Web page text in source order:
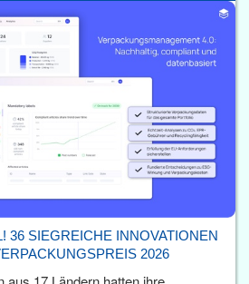
36 SIEGREICHE INNOVATIONEN
2026